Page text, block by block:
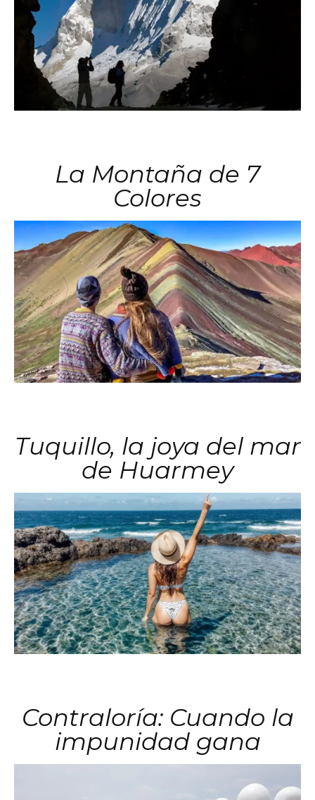
La Montaña de 7
Colores
Tuquillo, la joya del mar
de Huarmey
Contraloría: Cuando la
impunidad gana